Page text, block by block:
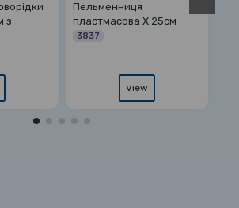
Спеції 1723 набір 2шт
17232
3,0л в